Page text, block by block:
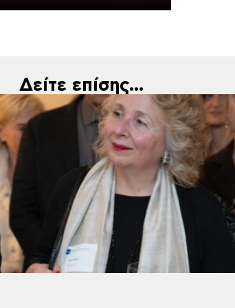
Δείτε επίσης...